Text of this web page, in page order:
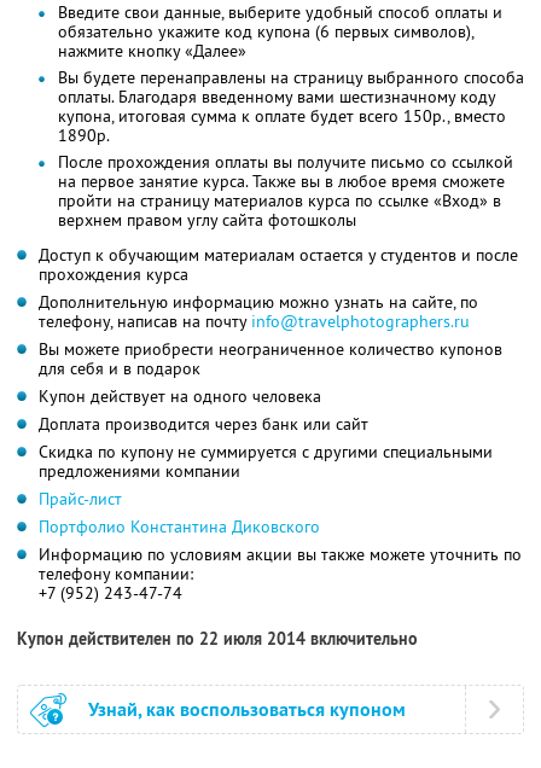
Введите свои данные, выберите удобный способ оплаты и
обязательно укажите код купона (6 первых символов),
нажмите кнопку «Далее»
Вы будете перенаправлены на страницу выбранного способа
оплаты. Благодаря введенному вами шестизначному коду
купона, итоговая сумма к оплате будет всего 150р., вместо
1890р.
После прохождения оплаты вы получите письмо со ссылкой
на первое занятие курса. Также вы в любое время сможете
пройти на страницу материалов курса по ссылке «Вход» в
верхнем правом углу сайта фотошколы
Доступ к обучающим материалам остается у студентов и после
прохождения курса
Дополнительную информацию можно узнать на сайте, по
телефону, написав на почту info@travelphotographers.ru
Вы можете приобрести неограниченное количество купонов
для себя и в подарок
Купон действует на одного человека
Доплата производится через банк или сайт
Скидка по купону не суммируется с другими специальными
предложениями компании
Прайс-лист
Портфолио Константина Диковского
Информацию по условиям акции вы также можете уточнить по
телефону компании:
+7 (952) 243-47-74
Купон действителен по 22 июля 2014 включительно
Узнай, как воспользоваться купоном